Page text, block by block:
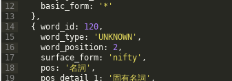
12
13
14
15
16
17
18
19
basic_form:
'*'
} ,
{ word_id : 120,
word_type: 'UNKNOWN' ,
word_position: 2,
surface_form: 'nifty' ,
pos : '名詞' ,
pos_detail_1: '固有名詞' ,